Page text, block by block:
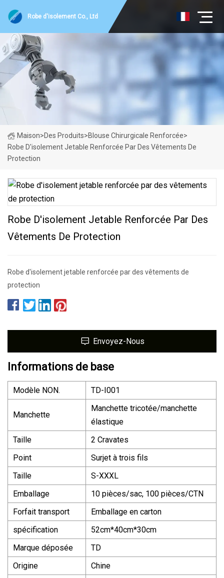
Robe d'isolement Co., Ltd
Maison>Des Produits>Blouse Chirurgicale Renforcée>
Robe D'isolement Jetable Renforcée Par Des Vêtements De
Protection
Robe D'isolement Jetable Renforcée Par Des
Vêtements De Protection
Robe d'isolement jetable renforcée par des vêtements de
protection
Envoyez-Nous
Informations de base
Modèle NON. TD-I001
Manchette
Manchette tricotée/manchette
élastique
Taille
2 Cravates
Point
Surjet à trois fils
Taille
S-XXXL
Emballage
10 pièces/sac, 100 pièces/CTN
Forfait transport
Emballage en carton
spécification
52cm*40cm*30cm
Marque déposée
TD
Origine
Chine